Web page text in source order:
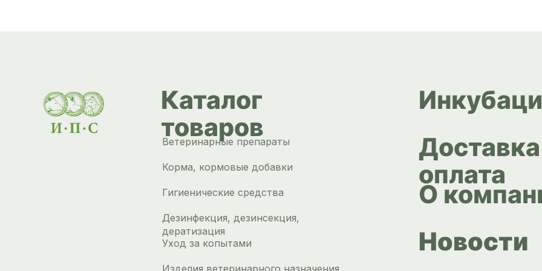
Каталог
товаров
оплата
О
Ветеринарные препараты
Корма, кормовые добавки
Гигиенические средства
Дезинфекция, дезинсекция,
дератизация
Уход за копытами
Изделия ветеринарного назначения
Новости